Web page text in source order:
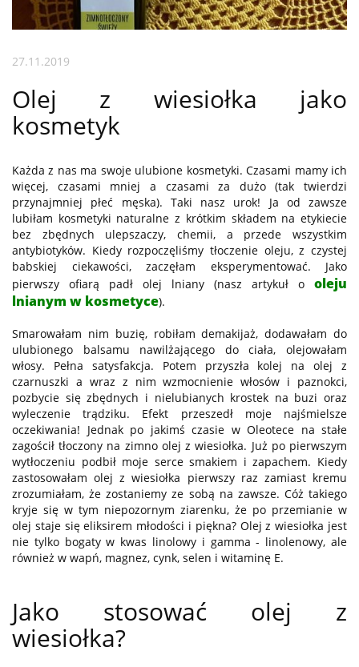
27.11.2019
Olej z wiesiołka jako
kosmetyk
Każda z nas ma swoje ulubione kosmetyki. Czasami mamy ich
więcej, czasami mniej a czasami za dużo (tak twierdzi
przynajmniej płeć męska). Taki nasz urok! Ja od zawsze
lubiłam kosmetyki naturalne z krótkim składem na etykiecie
bez zbędnych ulepszaczy, chemii, a przede wszystkim
antybiotyków. Kiedy rozpoczęliśmy tłoczenie oleju, z czystej
babskiej ciekawości, zaczęłam eksperymentować. Jako
pierwszy ofiarą padł olej lniany (nasz artykuł o oleju
lnianym w kosmetyce).
Smarowałam nim buzię, robiłam demakijaż, dodawałam do
ulubionego balsamu nawilżającego do ciała, olejowałam
włosy. Pełna satysfakcja. Potem przyszła kolej na olej z
czarnuszki a wraz z nim wzmocnienie włosów i paznokci,
pozbycie się zbędnych i nielubianych krostek na buzi oraz
wyleczenie trądziku. Efekt przeszedł moje najśmielsze
oczekiwania! Jednak po jakimś czasie w Oleotece na stałe
zagościł tłoczony na zimno olej z wiesiołka. Już po pierwszym
wytłoczeniu podbił moje serce smakiem i zapachem. Kiedy
zastosowałam olej z wiesiołka pierwszy raz zamiast kremu
zrozumiałam, że zostaniemy ze sobą na zawsze. Cóż takiego
kryje się w tym niepozornym ziarenku, że po przemianie w
olej staje się eliksirem młodości i piękna? Olej z wiesiołka jest
nie tylko bogaty w kwas linolowy i gamma - linolenowy, ale
również w wapń, magnez, cynk, selen i witaminę E.
Jako stosować olej z
wiesiołka?